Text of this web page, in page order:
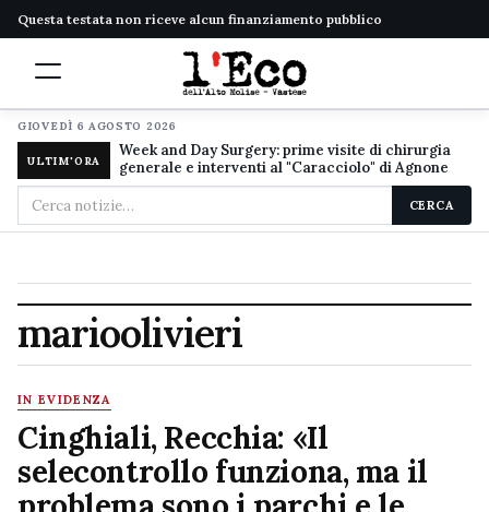
Questa testata non riceve alcun finanziamento pubblico
GIOVEDÌ 6 AGOSTO 2026
ULTIM'ORA
Week and Day Surgery: prime visite di chirurgia
generale e interventi al "Caracciolo" di Agnone
Cerca
nel
CERCA
marioolivieri
IN EVIDENZA
Cinghiali, Recchia: «Il
selecontrollo funziona, ma il